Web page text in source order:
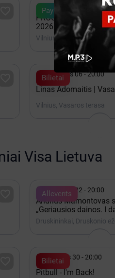
Paysera
Spalis 22 - 09:00
PROCESŲ VALDYMO
2026
Vilnius, Vilnius Park Plaza
Bilietai
Rugpjūtis 06 - 20:00
Linas Adomaitis |
Vilnius, Vasaros terasa
Visa Lietuva
Allevents
 Rugpjūtis 22 - 20:00
Andrius Mamontovas
„Geriausios dainos. I
Druskininkai, Druskonio
Bilietai
Lapkritis 30 - 20:00
Pitbull - I'm Back!